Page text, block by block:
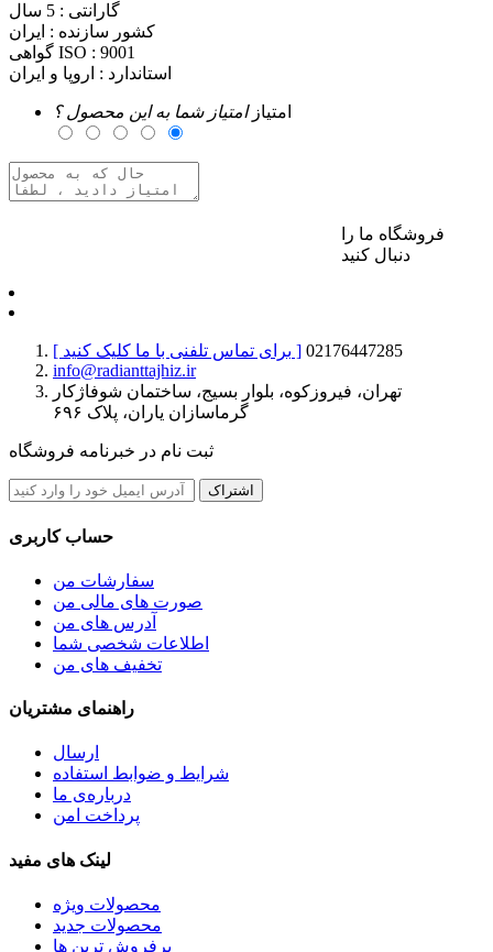
گارانتی : 5 سال
کشور سازنده : ایران
گواهی ISO : 9001
استاندارد : اروپا و ایران
امتیازامتیاز شما به این محصول ؟
فروشگاه ما را
دنبال کنید
[ برای تماس تلفنی با ما کلیک کنید ] 02176447285
info@radianttajhiz.ir
تهران، فیروزکوه، بلوار بسیج، ساختمان شوفاژکار
گرماسازان یاران، پلاک ۶۹۶
ثبت نام در خبرنامه فروشگاه
اشتراک
حساب کاربری
سفارشات من
صورت های مالی من
آدرس های من
اطلاعات شخصی شما
تخفیف های من
راهنمای مشتریان
ارسال
شرایط و ضوابط استفاده
درباره‌ی ما
پرداخت امن
لینک های مفید
محصولات ویژه
محصولات جدید
پرفروش ترین‌ ها